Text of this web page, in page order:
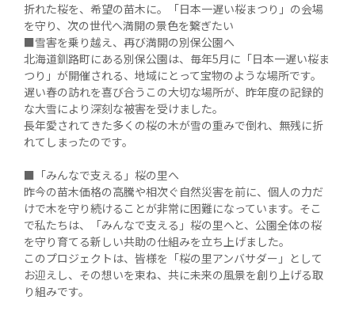
折れた桜を、希望の苗木に。「日本一遅い桜まつり」の会場
を守り、次の世代へ満開の景色を繋ぎたい
■雪害を乗り越え、再び満開の別保公園へ
北海道釧路町にある別保公園は、毎年5月に「日本一遅い桜ま
つり」が開催される、地域にとって宝物のような場所です。
遅い春の訪れを喜び合うこの大切な場所が、昨年度の記録的
な大雪により深刻な被害を受けました。
長年愛されてきた多くの桜の木が雪の重みで倒れ、無残に折
れてしまったのです。
■「みんなで支える」桜の里へ
昨今の苗木価格の高騰や相次ぐ自然災害を前に、個人の力だ
けで木を守り続けることが非常に困難になっています。そこ
で私たちは、「みんなで支える」桜の里へと、公園全体の桜
を守り育てる新しい共助の仕組みを立ち上げました。
このプロジェクトは、皆様を「桜の里アンバサダー」として
お迎えし、その想いを束ね、共に未来の風景を創り上げる取
り組みです。